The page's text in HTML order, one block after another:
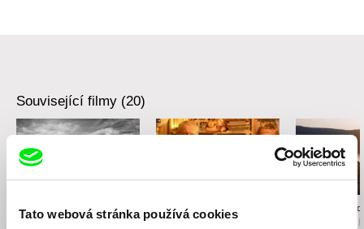
Tato webová stránka používá cookies
Související filmy (20)
Namiko Sakamoto
Ukradl jsi mé srdce
Anastasiia Nikitina
Houska s máslem
Karolína
Mezi vším a